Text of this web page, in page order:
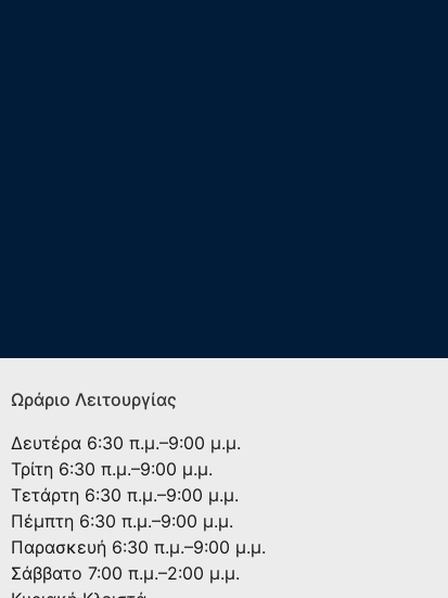
Ωράριο Λειτουργίας
Δευτέρα 6:30 π.μ.–9:00 μ.μ.
Τρίτη 6:30 π.μ.–9:00 μ.μ.
Τετάρτη 6:30 π.μ.–9:00 μ.μ.
Πέμπτη 6:30 π.μ.–9:00 μ.μ.
Παρασκευή 6:30 π.μ.–9:00 μ.μ.
Σάββατο 7:00 π.μ.–2:00 μ.μ.